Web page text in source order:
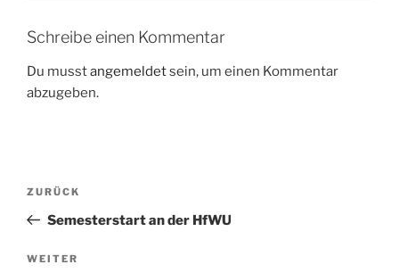
o
k
n
Schreibe einen Kommentar
Du musstangemeldetsein, um einen Kommentar
abzugeben.
Beitragsnavigation
Vorheriger
Beitrag
ZURÜCK
Semesterstart an der HfWU
Nächster
WEITER